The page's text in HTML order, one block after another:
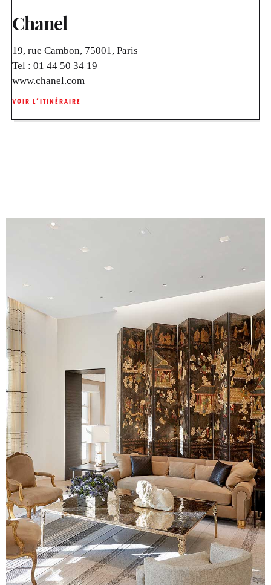
Chanel
19, rue Cambon, 75001, Paris
Tel : 01 44 50 34 19
www.chanel.com
VOIR L’ITINÉRAIRE